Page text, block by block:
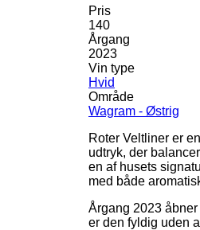
Pris
140
Årgang
2023
Vin type
Hvid
Område
Wagram - Østrig
Roter Veltliner er
udtryk, der
en af husets
med både
Årgang 2023
er den fyldig uden